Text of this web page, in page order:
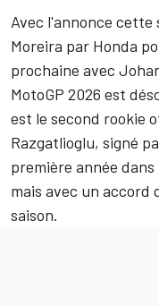
Avec l'annonce cette
Moreira par Honda
prochaine avec
MotoGP 2026 est
est le second rookie
Razgatlioglu, signé
première année
mais avec un accord
saison.